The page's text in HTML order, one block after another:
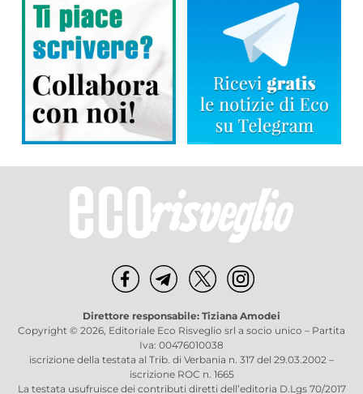
Direttore responsabile: Tiziana Amodei
Copyright © 2026, Editoriale Eco Risveglio srl a socio unico – Partita
Iva: 00476010038
iscrizione della testata al Trib. di Verbania n. 317 del 29.03.2002 –
iscrizione ROC n. 1665
La testata usufruisce dei contributi diretti dell’editoria D.Lgs 70/2017